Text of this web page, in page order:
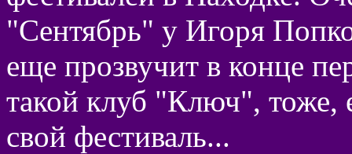
"Сентябрь" у Игоря
еще прозвучит в конце
такой клуб "Ключ", тоже,
свой фестиваль...